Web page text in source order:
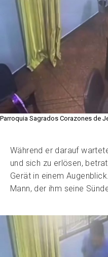
Parroquia Sagrados Corazones de
Während er darauf
und sich zu erlösen,
Gerät in einem
Mann, der ihm seine